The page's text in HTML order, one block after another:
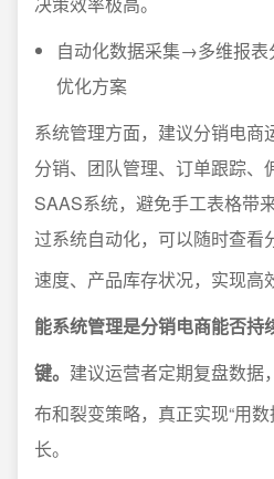
自动化数据采集→多维报
优化方案
系统管理方面，建议分销电商
分销、团队管理、订单跟踪、
SAAS系统，避免手工表格带
过系统自动化，可以随时查看
速度、产品库存状况，实现高
能系统管理是分销电商能否持
键。 建议运营者定期复盘数据
布和裂变策略，真正实现“用
长。